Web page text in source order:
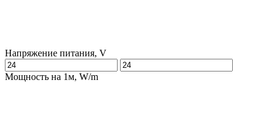
Напряжение питания, V
Мощность на 1м, W/m